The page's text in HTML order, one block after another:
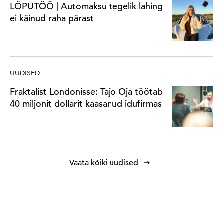
LÕPUTÖÖ | Automaksu tegelik lahing
ei käinud raha pärast
UUDISED
Fraktalist Londonisse: Tajo Oja töötab
40 miljonit dollarit kaasanud idufirmas
Vaata kõiki uudised